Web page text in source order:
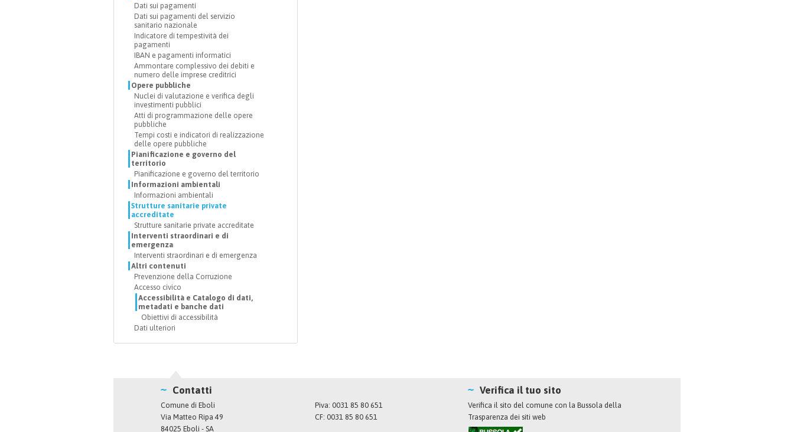
Dati sui pagamenti
Dati sui pagamenti del servizio
sanitario nazionale
Indicatore di tempestività dei
pagamenti
IBAN e pagamenti informatici
Ammontare complessivo dei debiti e
numero delle imprese creditrici
Opere pubbliche
Nuclei di valutazione e verifica degli
investimenti pubblici
Atti di programmazione delle opere
pubbliche
Tempi costi e indicatori di realizzazione
delle opere pubbliche
Pianificazione e governo del
territorio
Pianificazione e governo del territorio
Informazioni ambientali
Informazioni ambientali
Strutture sanitarie private
accreditate
Strutture sanitarie private accreditate
Interventi straordinari e di
emergenza
Interventi straordinari e di emergenza
Altri contenuti
Prevenzione della Corruzione
Accesso civico
Accessibilità e Catalogo di dati,
metadati e banche dati
Obiettivi di accessibilità
Dati ulteriori
Contatti
Comune di Eboli
Via Matteo Ripa 49
84025 Eboli - SA
Piva: 0031 85 80 651
CF: 0031 85 80 651
Verifica il tuo sito
Verifica il sito del comune con la Bussola della
Trasparenza dei siti web